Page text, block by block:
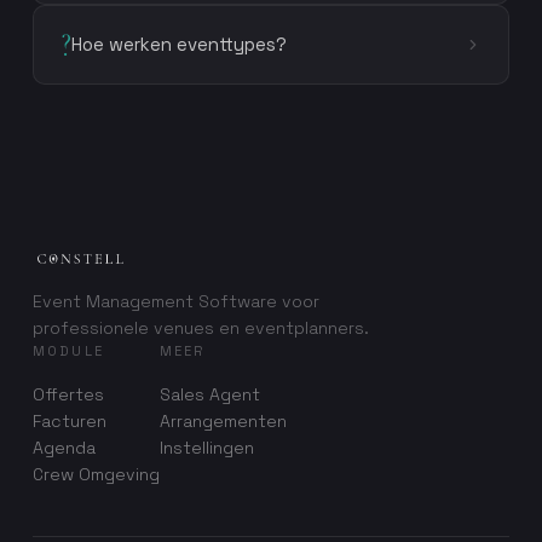
?Hoe werken eventtypes?
Event Management Software voor
professionele venues en eventplanners.
MODULE
Offertes
Facturen
Agenda
Crew Omgeving
MEER
Sales Agent
Arrangementen
Instellingen